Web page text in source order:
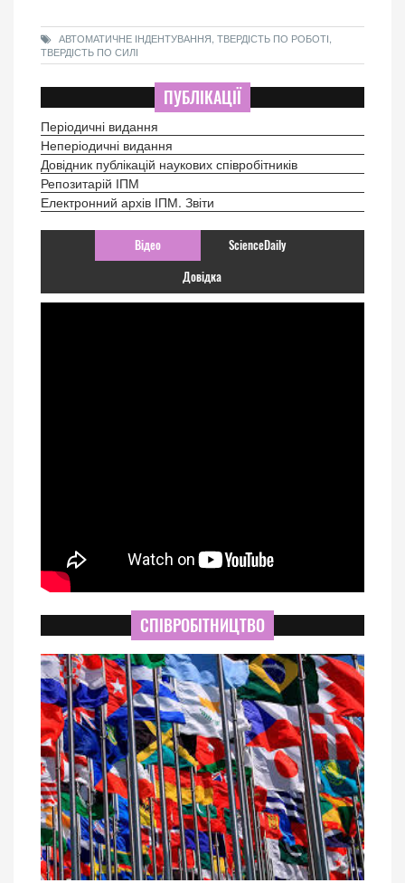
АВТОМАТИЧНЕ ІНДЕНТУВАННЯ, ТВЕРДІСТЬ ПО РОБОТІ,
ТВЕРДІСТЬ ПО СИЛІ
ПУБЛІКАЦІЇ
Періодичні видання
Неперіодичні видання
Довідник публікацій наукових співробітників
Репозитарій ІПМ
Електронний архів ІПМ. Звіти
Відео ScienceDaily
Довідка
СПІВРОБІТНИЦТВО